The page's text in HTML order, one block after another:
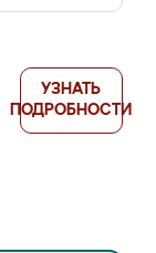
УЗНАТЬ
ПОДРОБНОСТИ